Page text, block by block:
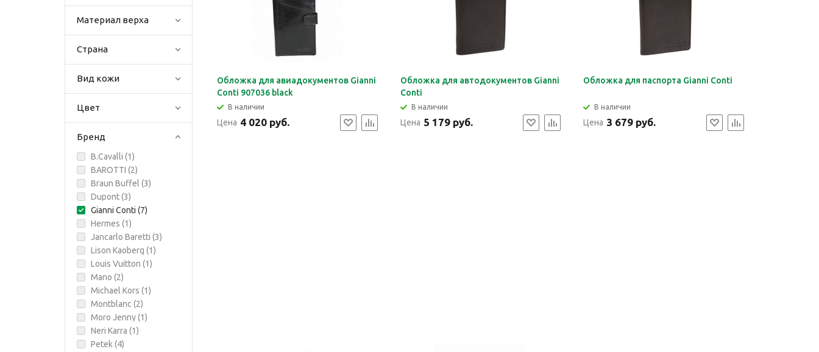
Материал верха
Страна
Вид кожи
Цвет
Бренд
B.Cavalli (1)
BAROTTI (2)
Braun Buffel (3)
Dupont (3)
Gianni Conti (7)
Hermes (1)
Jancarlo Baretti (3)
Lison Kaoberg (1)
Louis Vuitton (1)
Mano (2)
Michael Kors (1)
Montblanc (2)
Moro Jenny (1)
Neri Karra (1)
Petek (4)
Обложка для авиадокументов Gianni
Conti 907036 black
В наличии
Цена 4 020 руб.
Обложка для автодокументов Gianni
Conti
В наличии
Цена 5 179 руб.
Обложка для паспорта Gianni Conti
В наличии
Цена 3 679 руб.